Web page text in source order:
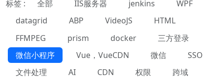
标签 :
全部 IIS服务器 jenkins
WPF
datagrid
ABP VideoJS
HTML
FFMPEG
prism docker
三方登录
微信小程序
Vue，VueCDN 微信
SSO
文件处理
AI CDN 权限 跨域